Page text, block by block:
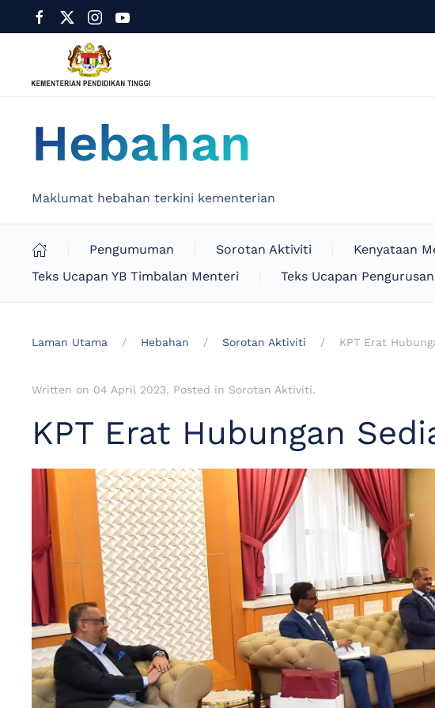
Hebahan
Maklumat hebahan terkini kementerian
Pengumuman Sorotan Aktiviti Kenyataan
Teks Ucapan YB Timbalan Menteri
Teks Ucapan
Laman Utama Hebahan Sorotan Aktiviti KPT Erat
Written on 04 April 2023. Posted in Sorotan Aktiviti.
KPT Erat Hubungan